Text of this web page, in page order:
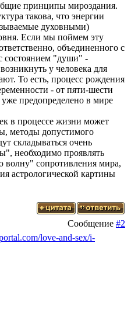
принципы мироздания.
такова, что энергии
духовными)
Если мы поймем эту
объединенного с
состоянием "души" -
у человека для
То есть, процесс рождения
- от пяти-шести
предопределено в мире
в процессе жизни может
методы допустимого
складываться очень
необходимо проявлять
волну" сопротивления мира,
астрологической картины
Сообщение #2
love-and-sex/i-